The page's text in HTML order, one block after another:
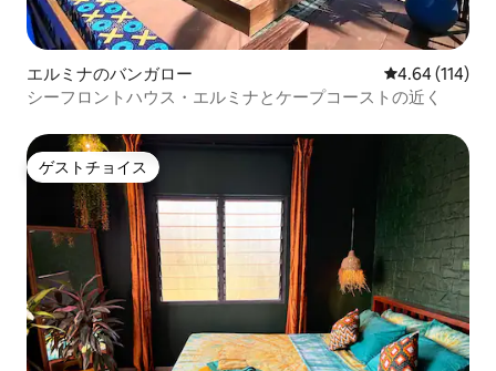
エルミナのバンガロー レビュー114
4.64 (114)
シーフロントハウス・エルミナとケープコーストの近く
ゲストチョイス
ゲストチョイス